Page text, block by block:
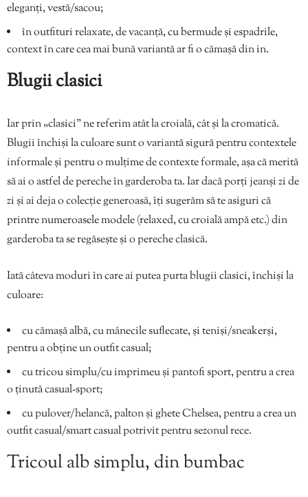
eleganți, vestă/sacou;
în outfituri relaxate, de vacanță, cu bermude și espadrile,
context în care cea mai bună variantă ar fi o cămașă din in.
Blugii clasici
Iar prin „clasici” ne referim atât la croială, cât și la cromatică.
Blugii închiși la culoare sunt o variantă sigură pentru contextele
informale și pentru o mulțime de contexte formale, așa că merită
să ai o astfel de pereche în garderoba ta. Iar dacă porți jeanși zi de
zi și ai deja o colecție generoasă, îți sugerăm să te asiguri că
printre numeroasele modele (relaxed, cu croială ampă etc.) din
garderoba ta se regăsește și o pereche clasică.
Iată câteva moduri în care ai putea purta blugii clasici, închiși la
culoare:
cu cămașă albă, cu mânecile suflecate, și teniși/sneakerși,
pentru a obține un outfit casual;
cu tricou simplu/cu imprimeu și pantofi sport, pentru a crea
o ținută casual-sport;
cu pulover/helancă, palton și ghete Chelsea, pentru a crea un
outfit casual/smart casual potrivit pentru sezonul rece.
Tricoul alb simplu, din bumbac